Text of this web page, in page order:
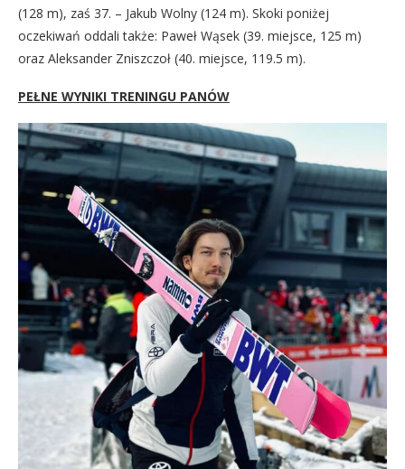
(128 m), zaś 37. – Jakub Wolny (124 m). Skoki poniżej
oczekiwań oddali także: Paweł Wąsek (39. miejsce, 125 m)
oraz Aleksander Zniszczoł (40. miejsce, 119.5 m).
PEŁNE WYNIKI TRENINGU PANÓW